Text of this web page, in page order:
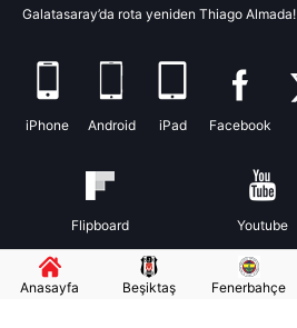
Galatasaray’da rota yeniden Thiago Almada!
iPhone Android iPad Facebook
Flipboard Youtube
Anasayfa Beşiktaş Fenerbahçe